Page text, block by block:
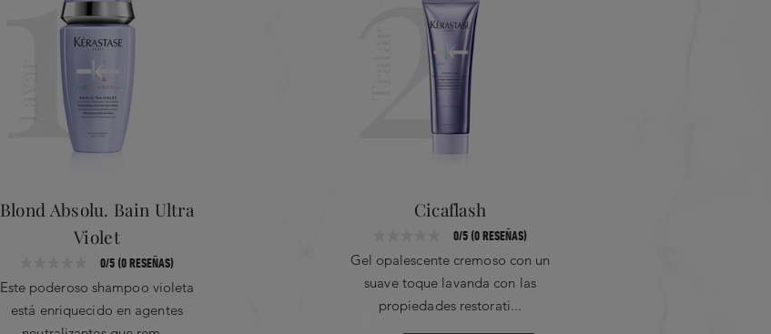
Blond Absolu. Bain Ultra
Violet
0/5 (0 RESEÑAS)
Este poderoso shampoo violeta
está enriquecido en agentes
Cicaflash
0/5 (0 RESEÑAS)
Gel opalescente cremoso con un
suave toque lavanda con las
propiedades restorati...